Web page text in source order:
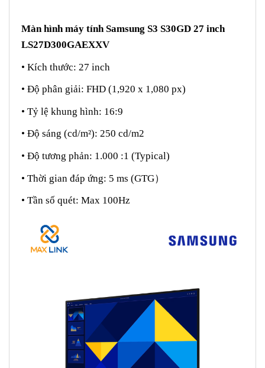
Màn hình máy tính Samsung S3 S30GD 27 inch
LS27D300GAEXXV
• Kích thước: 27 inch
• Độ phân giải: FHD (1,920 x 1,080 px)
• Tỷ lệ khung hình: 16:9
• Độ sáng (cd/m²): 250 cd/m2
• Độ tương phản: 1.000 :1 (Typical)
• Thời gian đáp ứng: 5 ms (GTG）
• Tần số quét: Max 100Hz